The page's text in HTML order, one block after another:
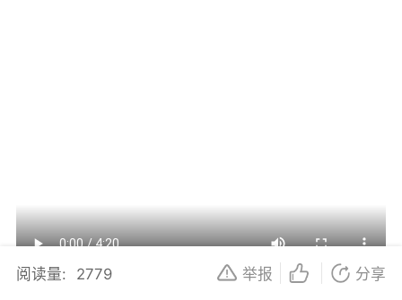
阅读量: 2779 举报 分享